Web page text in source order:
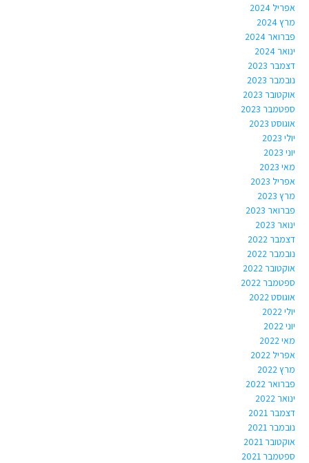
אפריל 2024
מרץ 2024
פברואר 2024
ינואר 2024
דצמבר 2023
נובמבר 2023
אוקטובר 2023
ספטמבר 2023
אוגוסט 2023
יולי 2023
יוני 2023
מאי 2023
אפריל 2023
מרץ 2023
פברואר 2023
ינואר 2023
דצמבר 2022
נובמבר 2022
אוקטובר 2022
ספטמבר 2022
אוגוסט 2022
יולי 2022
יוני 2022
מאי 2022
אפריל 2022
מרץ 2022
פברואר 2022
ינואר 2022
דצמבר 2021
נובמבר 2021
אוקטובר 2021
ספטמבר 2021